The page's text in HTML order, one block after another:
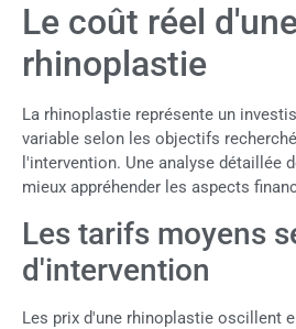
Le coût réel
rhinoplastie
La rhinoplastie représente un
variable selon les objectifs
l'intervention. Une analyse détaillée
mieux appréhender les aspects
Les tarifs moyens
d'intervention
Les prix d'une rhinoplastie oscillent